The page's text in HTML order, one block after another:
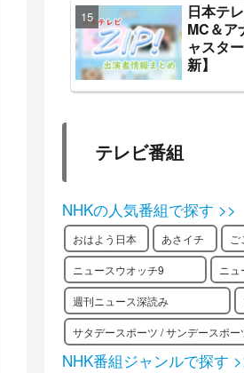
日本テ
MC＆ア
ャスタ
新】
テレビ番組
NHKの人気番組で探す >>
おはよう日本 あさイチ ご
ニュースウオッチ9 ニ
週刊ニュース深読み
サタデースポーツ / サンデースポー
NHK番組ジャンルで探す